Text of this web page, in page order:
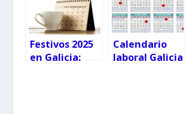
Festivos 2025
en Galicia:
Calendario
laboral Galicia